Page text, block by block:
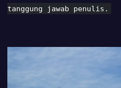
tanggung jawab penulis.